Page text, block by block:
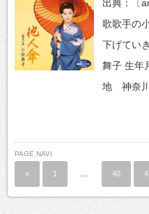
出典：〔
歌歌手の
下げてい
舞子 生年
地 神奈
PAGE NAVI
« 1 40